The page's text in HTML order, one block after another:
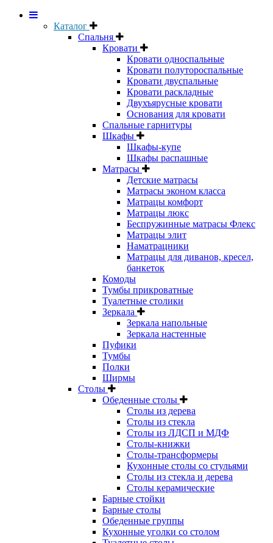
Каталог
Спальня
Кровати
Кровати односпальные
Кровати полутороспальные
Кровати двуспальные
Кровати раскладные
Двухъярусные кровати
Основания для кровати
Спальные гарнитуры
Шкафы
Шкафы-купе
Шкафы распашные
Матрасы
Детские матрасы
Матрасы эконом класса
Матрацы комфорт
Матрацы люкс
Беспружинные матрасы Флекс
Матрацы элит
Наматрацники
Матрацы для диванов, кресел,
банкеток
Комоды
Тумбы прикроватные
Туалетные столики
Зеркала
Зеркала напольные
Зеркала настенные
Пуфики
Тумбы
Полки
Ширмы
Столы
Обеденные столы
Столы из дерева
Столы из стекла
Столы из ЛДСП и МДФ
Столы-книжки
Столы-трансформеры
Кухонные столы со стульями
Столы из стекла и дерева
Столы керамические
Барные стойки
Барные столы
Обеденные группы
Кухонные уголки со столом